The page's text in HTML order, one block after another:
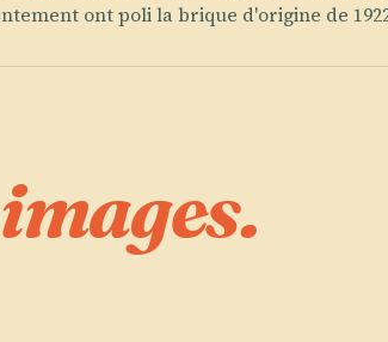
ont poli la brique d'origine de
images.